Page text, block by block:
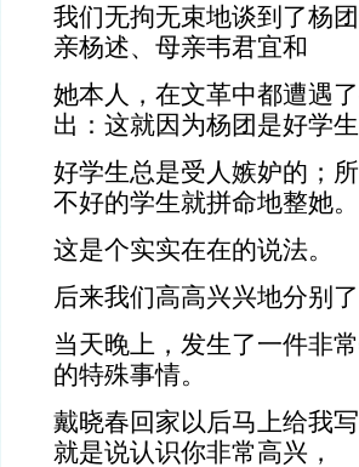
我们无拘无束地谈到了杨
亲杨述、母亲韦君宜和
她本人，在文革中都遭遇
出：这就因为杨团是好学生
好学生总是受人嫉妒的；
不好的学生就拼命地整她。
这是个实实在在的说法。
后来我们高高兴兴地分别了
当天晚上，发生了一件非
的特殊事情。
戴晓春回家以后马上给我
就是说认识你非常高兴，